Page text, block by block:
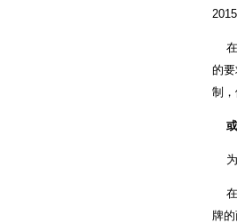
在
的
制
为
在
牌